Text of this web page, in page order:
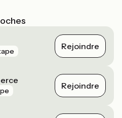
Rejoindre
Rejoindre